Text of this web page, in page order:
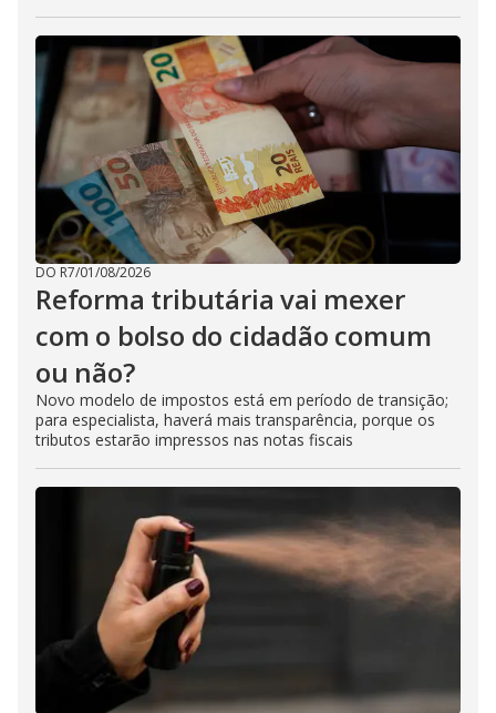
DO R7/01/08/2026
Reforma tributária vai mexer
com o bolso do cidadão comum
ou não?
Novo modelo de impostos está em período de transição;
para especialista, haverá mais transparência, porque os
tributos estarão impressos nas notas fiscais